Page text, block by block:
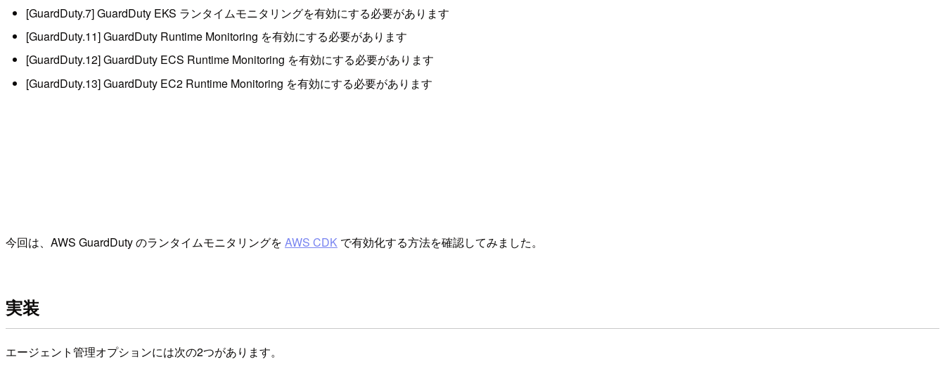
[GuardDuty.7] GuardDuty EKS ランタイムモニタリングを有効にする必要があります
[GuardDuty.11] GuardDuty Runtime Monitoring を有効にする必要があります
[GuardDuty.12] GuardDuty ECS Runtime Monitoring を有効にする必要があります
[GuardDuty.13] GuardDuty EC2 Runtime Monitoring を有効にする必要があります
今回は、AWS GuardDuty のランタイムモニタリングを AWS CDK で有効化する方法を確認してみました。
実装
エージェント管理オプションには次の2つがあります。